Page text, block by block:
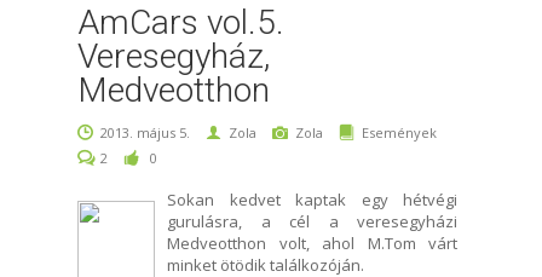
AmCars vol.5.
Veresegyház,
Medveotthon
2013. május 5. Zola Zola
Események
2
0
Sokan kedvet kaptak egy hétvégi
gurulásra, a cél a veresegyházi
Medveotthon volt, ahol M.Tom várt
minket ötödik találkozóján.